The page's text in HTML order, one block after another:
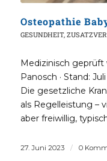
GESUNDHEIT,
Medizinisch geprüft
Panosch · Stand:
Die gesetzliche
als Regelleistung –
aber freiwillig,
27. Juni 2023 / 0